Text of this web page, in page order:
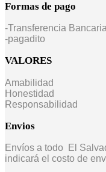
Formas de pago
-Transferencia Bancaria
-pagadito
VALORES
Amabilidad
Honestidad
Responsabilidad
Envios
Envíos a todo El
indicará el costo de